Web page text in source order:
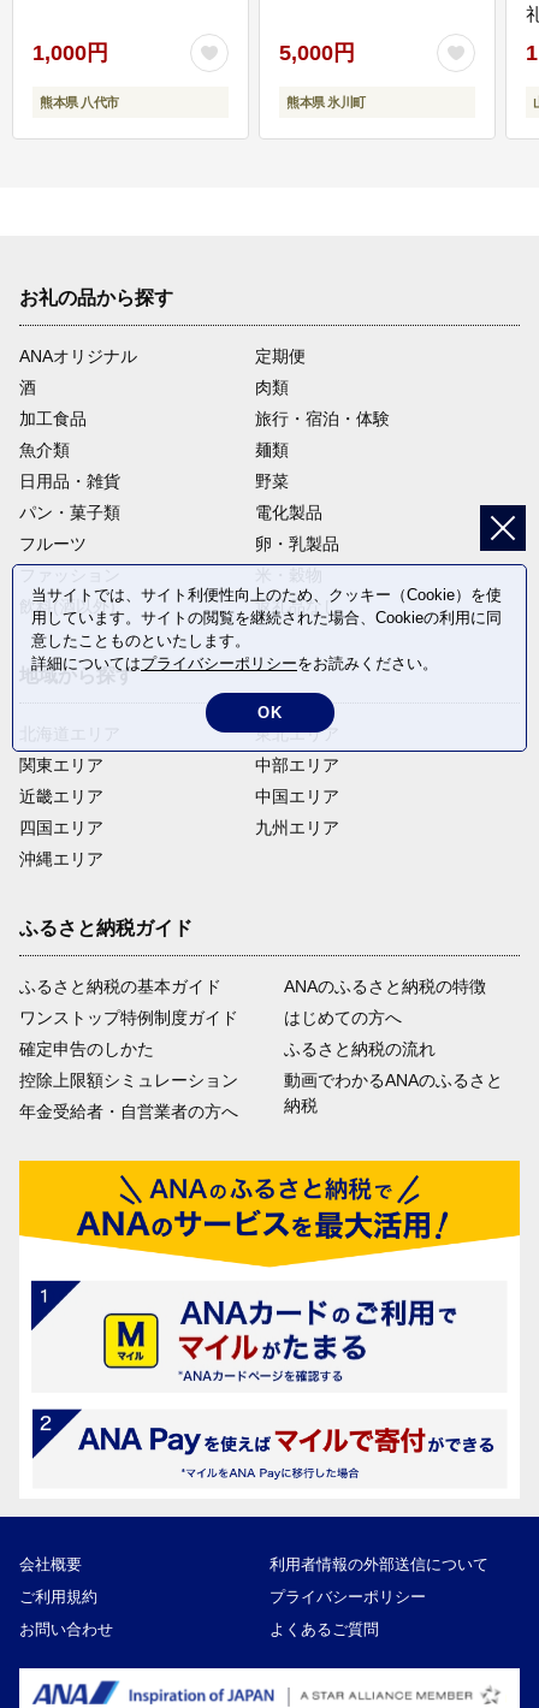
1,000円
熊本県 八代市
5,000円
熊本県 氷川町
お礼の品から探す
ANAオリジナル
定期便
酒
肉類
加工食品
旅行・宿泊・体験
魚介類
麺類
日用品・雑貨
野菜
パン・菓子類
電化製品
フルーツ
卵・乳製品
飲料(酒以外)
返礼品なし
地域から探す
関東エリア
近畿エリア
四国エリア
沖縄エリア
東北エリア
中部エリア
中国エリア
九州エリア
ふるさと納税ガイド
ふるさと納税の基本ガイド
ワンストップ特例制度ガイド
確定申告のしかた
控除上限額シミュレーション
年金受給者・自営業者の方へ
ANAのふるさと納税の特徴
はじめての方へ
ふるさと納税の流れ
動画でわかるANAのふるさと
納税
会社概要
利用者情報の外部送信について
ご利用規約
プライバシーポリシー
お問い合わせ
よくあるご質問
当サイトでは、サイト利便性向上のため、クッキー（Cookie）を使
用しています。サイトの閲覧を継続された場合、Cookieの利用に同
意したことものといたします。
詳細についてはプライバシーポリシーをお読みください。
OK